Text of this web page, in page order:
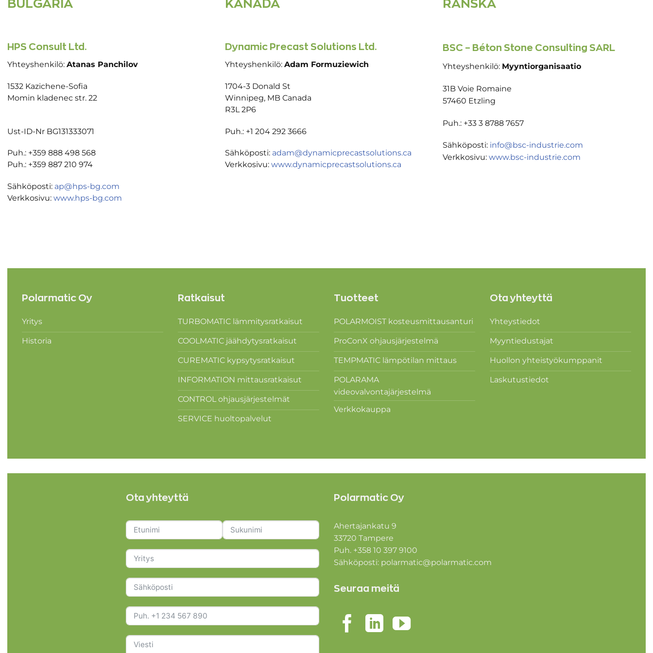
BULGARIA
HPS Consult Ltd.
Yhteyshenkilö: Atanas Panchilov
1532 Kazichene-Sofia
Momin kladenec str. 22
Ust-ID-Nr BG131333071
Puh.: +359 888 498 568
Puh.: +359 887 210 974
Sähköposti: ap@hps-bg.com
Verkkosivu: www.hps-bg.com
KANADA
Dynamic Precast Solutions Ltd.
Yhteyshenkilö: Adam Formuziewich
1704-3 Donald St
Winnipeg, MB Canada
R3L 2P6
Puh.: +1 204 292 3666
Sähköposti: adam@dynamicprecastsolutions.ca
Verkkosivu: www.dynamicprecastsolutions.ca
RANSKA
BSC – Béton Stone Consulting SARL
Yhteyshenkilö: Myyntiorganisaatio
31B Voie Romaine
57460 Etzling
Puh.: +33 3 8788 7657
Sähköposti: info@bsc-industrie.com
Verkkosivu: www.bsc-industrie.com
Polarmatic Oy
Yritys
Historia
Ratkaisut
TURBOMATIC lämmitysratkaisut
COOLMATIC jäähdytysratkaisut
CUREMATIC kypsytysratkaisut
INFORMATION mittausratkaisut
CONTROL ohjausjärjestelmät
SERVICE huoltopalvelut
Tuotteet
POLARMOIST kosteusmittausanturi
ProConX ohjausjärjestelmä
TEMPMATIC lämpötilan mittaus
POLARAMA
videovalvontajärjestelmä
Verkkokauppa
Ota yhteyttä
Yhteystiedot
Myyntiedustajat
Huollon yhteistyökumppanit
Laskutustiedot
Ota yhteyttä Polarmatic Oy
Ahertajankatu 9
33720 Tampere
Puh. +358 10 397 9100
Sähköposti: polarmatic@polarmatic.com
Seuraa meitä